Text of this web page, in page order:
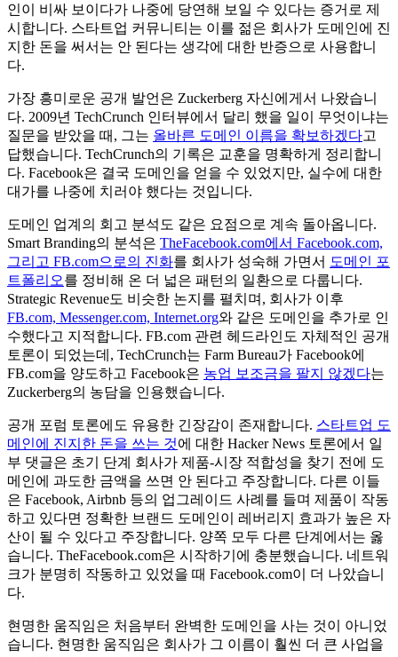
인이 비싸 보이다가 나중에 당연해 보일 수 있다는 증거로 제
시합니다. 스타트업 커뮤니티는 이를 젊은 회사가 도메인에 진
지한 돈을 써서는 안 된다는 생각에 대한 반증으로 사용합니
다.
가장 흥미로운 공개 발언은 Zuckerberg 자신에게서 나왔습니
다. 2009년 TechCrunch 인터뷰에서 달리 했을 일이 무엇이냐는
질문을 받았을 때, 그는 올바른 도메인 이름을 확보하겠다고
답했습니다. TechCrunch의 기록은 교훈을 명확하게 정리합니
다. Facebook은 결국 도메인을 얻을 수 있었지만, 실수에 대한
대가를 나중에 치러야 했다는 것입니다.
도메인 업계의 회고 분석도 같은 요점으로 계속 돌아옵니다.
Smart Branding의 분석은 TheFacebook.com에서 Facebook.com,
그리고 FB.com으로의 진화를 회사가 성숙해 가면서 도메인 포
트폴리오를 정비해 온 더 넓은 패턴의 일환으로 다룹니다.
Strategic Revenue도 비슷한 논지를 펼치며, 회사가 이후
FB.com, Messenger.com, Internet.org와 같은 도메인을 추가로 인
수했다고 지적합니다. FB.com 관련 헤드라인도 자체적인 공개
토론이 되었는데, TechCrunch는 Farm Bureau가 Facebook에
FB.com을 양도하고 Facebook은 농업 보조금을 팔지 않겠다는
Zuckerberg의 농담을 인용했습니다.
공개 포럼 토론에도 유용한 긴장감이 존재합니다. 스타트업 도
메인에 진지한 돈을 쓰는 것에 대한 Hacker News 토론에서 일
부 댓글은 초기 단계 회사가 제품-시장 적합성을 찾기 전에 도
메인에 과도한 금액을 쓰면 안 된다고 주장합니다. 다른 이들
은 Facebook, Airbnb 등의 업그레이드 사례를 들며 제품이 작동
하고 있다면 정확한 브랜드 도메인이 레버리지 효과가 높은 자
산이 될 수 있다고 주장합니다. 양쪽 모두 다른 단계에서는 옳
습니다. TheFacebook.com은 시작하기에 충분했습니다. 네트워
크가 분명히 작동하고 있었을 때 Facebook.com이 더 나았습니
다.
현명한 움직임은 처음부터 완벽한 도메인을 사는 것이 아니었
습니다. 현명한 움직임은 회사가 그 이름이 훨씬 더 큰 사업을